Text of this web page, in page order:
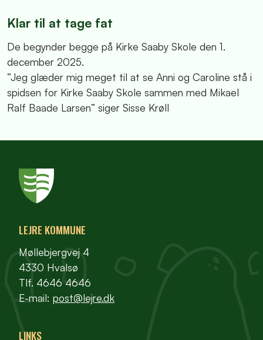
Klar til at tage fat
De begynder begge på Kirke Saaby Skole den 1.
december 2025.
”Jeg glæder mig meget til at se Anni og Caroline stå i
spidsen for Kirke Saaby Skole sammen med Mikael
Ralf Baade Larsen” siger Sisse Krøll
LEJRE KOMMUNE
Møllebjergvej 4
4330 Hvalsø
Tlf. 4646 4646
E-mail: post@lejre.dk
LINKS